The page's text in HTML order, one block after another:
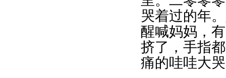
哭着过的年
醒喊妈妈，
挤了，手指
痛的哇哇大